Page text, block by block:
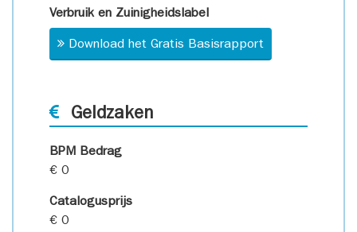
Verbruik en Zuinigheidslabel
Download het Gratis Basisrapport
Geldzaken
BPM Bedrag
€ 0
Catalogusprijs
€ 0